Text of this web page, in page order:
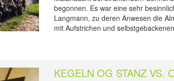
begonnen. Es war eine sehr
Langmann, zu deren Anwesen die
mit Aufstrichen und
KEGELN OG STANZ VS.